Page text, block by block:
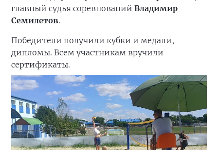
главный судья соревнований Владимир
Семилетов.
Победители получили кубки и медали,
дипломы. Всем участникам вручили
сертификаты.